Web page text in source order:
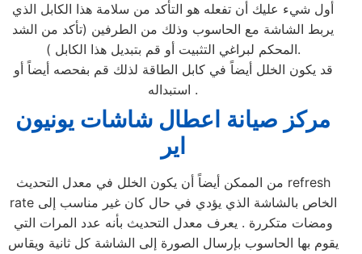
أول شيء عليك أن تفعله هو التأكد من سلامة هذا الكابل الذي
يربط الشاشة مع الحاسوب وذلك من الطرفين (تأكد من الشد
المحكم لبراغي التثبيت أو قم بتبديل هذا الكابل ).
قد يكون الخلل أيضاً في كابل الطاقة لذلك قم بفحصه أيضاً أو
استبداله .
مركز صيانة اعطال شاشات يونيون
اير
من الممكن أيضاً أن يكون الخلل في معدل التحديث refresh
rate الخاص بالشاشة الذي يؤدي في حال كان غير مناسب إلى
ومضات متكررة . يعرف معدل التحديث بأنه عدد المرات التي
يقوم بها الحاسوب بإرسال الصورة إلى الشاشة كل ثانية ويقاس